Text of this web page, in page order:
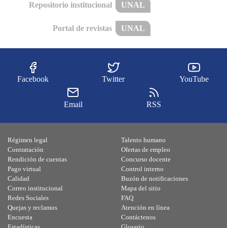
Repositorio institucional UNAL
Portal de revistas UNAL
Facebook Twitter YouTube
Email RSS
Régimen legal
Contratación
Rendición de cuentas
Pago virtual
Calidad
Talento humano
Ofertas de empleo
Concurso docente
Control interno
Buzón de notificaciones
Correo institucional
Redes Sociales
Quejas y reclamos
Encuesta
Mapa del sitio
FAQ
Atención en línea
Contáctenos